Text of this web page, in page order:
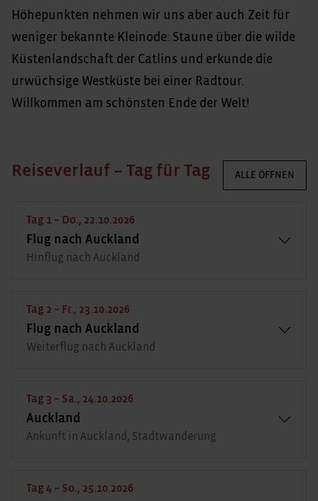
Höhepunkten nehmen wir uns aber auch Zeit für
weniger bekannte Kleinode: Staune über die wilde
Küstenlandschaft der Catlins und erkunde die
urwüchsige Westküste bei einer Radtour.
Willkommen am schönsten Ende der Welt!
Reiseverlauf – Tag für Tag ALLE ÖFFNEN
Tag 1 – Do., 22.10.2026
Flug nach Auckland
Hinflug nach Auckland
Tag 2 – Fr., 23.10.2026
Flug nach Auckland
Weiterflug nach Auckland
Tag 3 – Sa., 24.10.2026
Auckland
Ankunft in Auckland, Stadtwanderung
Tag 4 – So., 25.10.2026